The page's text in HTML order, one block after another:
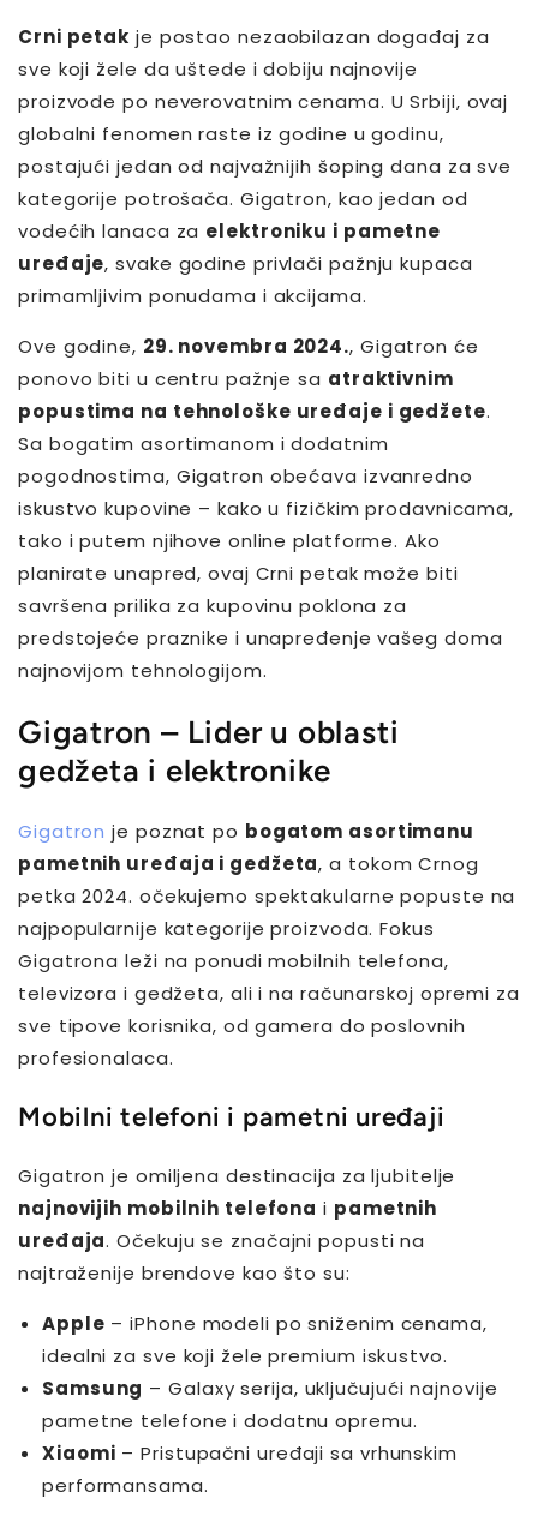
Crni petak je postao nezaobilazan događaj za
sve koji žele da uštede i dobiju najnovije
proizvode po neverovatnim cenama. U Srbiji, ovaj
globalni fenomen raste iz godine u godinu,
postajući jedan od najvažnijih šoping dana za sve
kategorije potrošača. Gigatron, kao jedan od
vodećih lanaca za elektroniku i pametne
uređaje, svake godine privlači pažnju kupaca
primamljivim ponudama i akcijama.
Ove godine, 29. novembra 2024., Gigatron će
ponovo biti u centru pažnje sa atraktivnim
popustima na tehnološke uređaje i gedžete.
Sa bogatim asortimanom i dodatnim
pogodnostima, Gigatron obećava izvanredno
iskustvo kupovine – kako u fizičkim prodavnicama,
tako i putem njihove online platforme. Ako
planirate unapred, ovaj Crni petak može biti
savršena prilika za kupovinu poklona za
predstojeće praznike i unapređenje vašeg doma
najnovijom tehnologijom.
Gigatron – Lider u oblasti
gedžeta i elektronike
Gigatron je poznat po bogatom asortimanu
pametnih uređaja i gedžeta, a tokom Crnog
petka 2024. očekujemo spektakularne popuste na
najpopularnije kategorije proizvoda. Fokus
Gigatrona leži na ponudi mobilnih telefona,
televizora i gedžeta, ali i na računarskoj opremi za
sve tipove korisnika, od gamera do poslovnih
profesionalaca.
Mobilni telefoni i pametni uređaji
Gigatron je omiljena destinacija za ljubitelje
najnovijih mobilnih telefona i pametnih
uređaja. Očekuju se značajni popusti na
najtraženije brendove kao što su:
Apple – iPhone modeli po sniženim cenama,
idealni za sve koji žele premium iskustvo.
Samsung – Galaxy serija, uključujući najnovije
pametne telefone i dodatnu opremu.
Xiaomi – Pristupačni uređaji sa vrhunskim
performansama.